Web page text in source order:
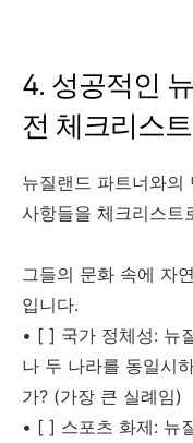
4. 성공적인
전 체크리스트
뉴질랜드 파트너와
사항들을 체크리스트
그들의 문화 속에 자
입니다.
• [ ] 국가 정체성: 뉴
나 두 나라를 동일시
가? (가장 큰 실례임)
• [ ] 스포츠 화제: 뉴